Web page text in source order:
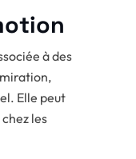
à des
Elle peut
les